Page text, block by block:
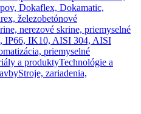
Dokaflex, Dokamatic,
železobetónové
nerezové skrine, priemyselné
IP66, IK10, AISI 304, AISI
priemyselné
a produktyTechnológie a
Stroje, zariadenia,